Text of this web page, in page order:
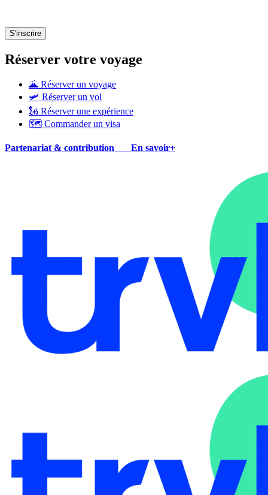
Réserver votre voyage
🌋 Réserver un voyage
🛩 Réserver un vol
🗽 Réserver une expérience
🗺 Commander un visa
Partenariat & contribution En savoir+